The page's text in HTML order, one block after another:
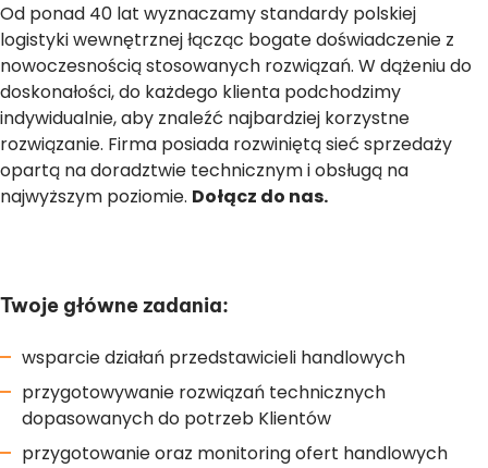
Od ponad 40 lat wyznaczamy standardy polskiej
logistyki wewnętrznej łącząc bogate doświadczenie z
nowoczesnością stosowanych rozwiązań. W dążeniu do
doskonałości, do każdego klienta podchodzimy
indywidualnie, aby znaleźć najbardziej korzystne
rozwiązanie. Firma posiada rozwiniętą sieć sprzedaży
opartą na doradztwie technicznym i obsługą na
najwyższym poziomie. Dołącz do nas.
Twoje główne zadania:
wsparcie działań przedstawicieli handlowych
przygotowywanie rozwiązań technicznych
dopasowanych do potrzeb Klientów
przygotowanie oraz monitoring ofert handlowych